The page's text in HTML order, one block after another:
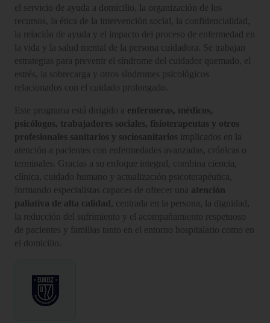
el servicio de ayuda a domicilio, la organización de los
recursos, la ética de la intervención social, la confidencialidad,
la relación de ayuda y el impacto del proceso de enfermedad en
la vida y la salud mental de la persona cuidadora. Se trabajan
estrategias para prevenir el síndrome del cuidador quemado, el
estrés, la sobrecarga y otros síndromes psicológicos
relacionados con el cuidado prolongado.
Este programa está dirigido a enfermeras, médicos,
psicólogos, trabajadores sociales, fisioterapeutas y otros
profesionales sanitarios y sociosanitarios implicados en la
atención a pacientes con enfermedades avanzadas, crónicas o
terminales. Gracias a su enfoque integral, combina ciencia,
clínica, cuidado humano y actualización psicoterapéutica,
formando especialistas capaces de ofrecer una atención
paliativa de alta calidad , centrada en la persona, la dignidad,
la reducción del sufrimiento y el acompañamiento respetuoso
de pacientes y familias tanto en el entorno hospitalario como en
el domicilio.